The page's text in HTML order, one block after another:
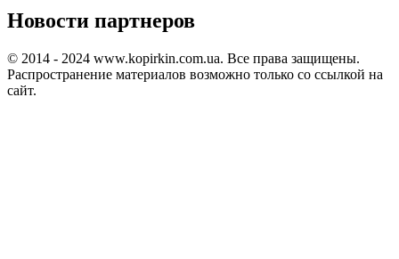
Новости партнеров
© 2014 - 2024 www.kopirkin.com.ua. Все права защищены.
Распространение материалов возможно только со ссылкой на
сайт.